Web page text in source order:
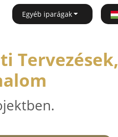
Egyéb iparágak
Tervezések,